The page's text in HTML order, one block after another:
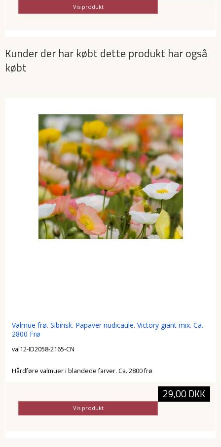
Vis produkt
Kunder der har købt dette produkt har også
købt
Valmue frø. Sibirisk. Papaver nudicaule. Victory giant mix. Ca.
2800 Frø
val12-ID2058-2165-CN
Hårdføre valmuer i blandede farver. Ca. 2800 frø
29,00 DKK
Vis produkt